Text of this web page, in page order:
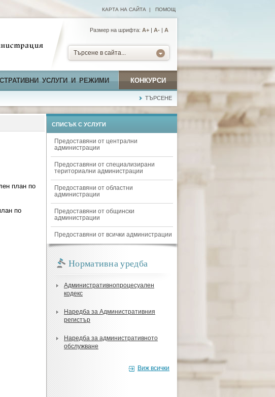
КАРТА НА САЙТА | ПОМОЩ
Размер на шрифта: А+ | A- | A
Търсене в сайта...
УСЛУГИ И РЕЖИМИ КОНКУРСИ
ТЪРСЕНЕ
план по
по
СПИСЪК С УСЛУГИ
Предоставяни от централни
администрации
Предоставяни от специализирани
териториални администрации
Предоставяни от областни
администрации
Предоставяни от общински
администрации
Предоставяни от всички администрации
Нормативна уредба
Административнопроцесуален
кодекс
Наредба за Административния
регистър
Наредба за административното
обслужване
Виж всички